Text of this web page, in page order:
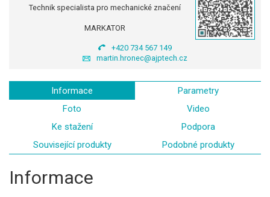
Technik specialista pro mechanické značení
MARKATOR
+420 734 567 149
martin.hronec@ajptech.cz
Informace
Parametry
Foto
Video
Ke stažení
Podpora
Související produkty
Podobné produkty
Informace